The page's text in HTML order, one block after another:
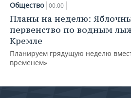
Общество 00:00
Планы на неделю:
первенство по водным
Кремле
Планируем грядущую неделю
временем»